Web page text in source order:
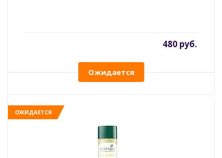
480 руб.
Ожидается
ОЖИДАЕТСЯ